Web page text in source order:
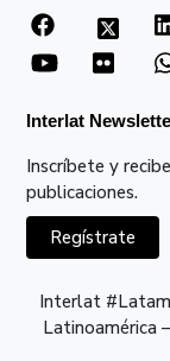
Interlat
Inscríbete y
publicaciones.
Regístrate
Interlat
Latinoamérica